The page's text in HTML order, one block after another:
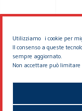
Utilizziamo i cookie per
Il consenso a queste
sempre aggiornato.
Non accettare può